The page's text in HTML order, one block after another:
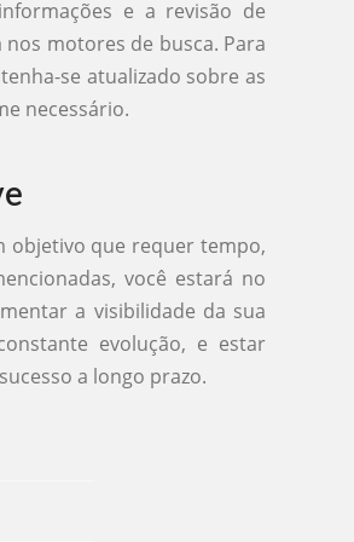
e a revisão de
motores de busca. Para
se atualizado sobre as
necessário.
objetivo que requer tempo,
você estará no
a visibilidade da sua
evolução, e estar
a longo prazo.